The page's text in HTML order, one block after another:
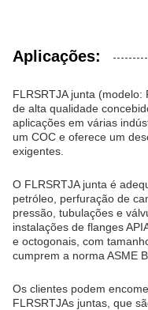
Aplicações:
FLRSRTJA junta (modelo:
de alta qualidade
aplicações em várias
um COC e oferece um
exigentes.
O FLRSRTJA junta é
petróleo, perfuração de
pressão, tubulações e
instalações de flanges
e octogonais, com
cumprem a norma ASME
Os clientes podem
FLRSRTJAs juntas, que